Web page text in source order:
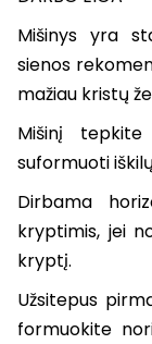
Mišinys yra
sienos
mažiau kristų
Mišinį
suformuoti
Dirbama
kryptimis, jei
kryptį.
Užsitepus
formuokite